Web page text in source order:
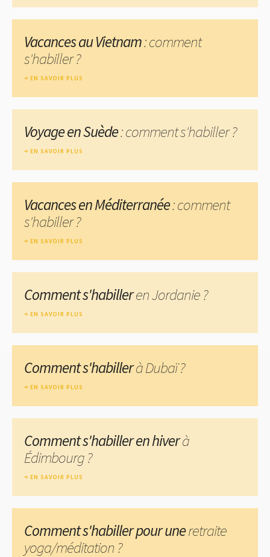
Vacances au Vietnam: comment
s'habiller ?
EN SAVOIR PLUS
Voyage en Suède: comment s'habiller ?
EN SAVOIR PLUS
Vacances en Méditerranée: comment
s'habiller ?
EN SAVOIR PLUS
Comment s'habilleren Jordanie ?
EN SAVOIR PLUS
Comment s'habillerà Dubaï ?
EN SAVOIR PLUS
Comment s'habiller en hiverà
Édimbourg ?
EN SAVOIR PLUS
Comment s'habiller pour uneretraite
yoga/méditation ?